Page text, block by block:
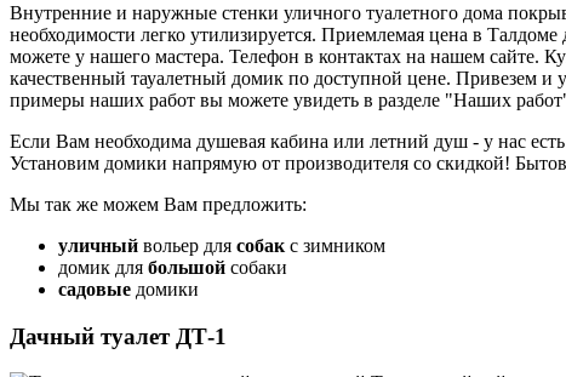
Внутренние и наружные стенки уличного туалетного дома
необходимости легко утилизируется. Приемлемая цена в
можете у нашего мастера. Телефон в контактах на нашем сайте.
качественный тауалетный домик по доступной цене. Привезем и
примеры наших работ вы можете увидеть в разделе "Наших
Если Вам необходима душевая кабина или летний душ - у нас
Установим домики напрямую от производителя со скидкой!
Мы так же можем Вам предложить:
уличный вольер для собак с зимником
домик для большой собаки
садовые домики
Дачный туалет ДТ-1